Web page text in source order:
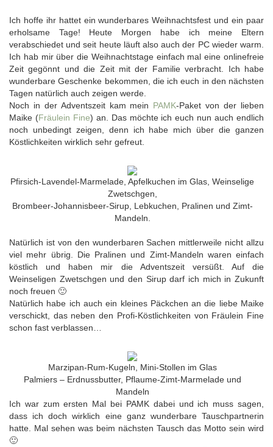
Ich hoffe ihr hattet ein wunderbares Weihnachtsfest und ein paar
erholsame Tage! Heute Morgen habe ich meine Eltern
verabschiedet und seit heute läuft also auch der PC wieder warm.
Ich hab mir über die Weihnachtstage einfach mal eine onlinefreie
Zeit gegönnt und die Zeit mit der Familie verbracht. Ich habe
wunderbare Geschenke bekommen, die ich euch in den nächsten
Tagen natürlich auch zeigen werde.
Noch in der Adventszeit kam mein PAMK-Paket von der lieben
Maike (Fräulein Fine) an. Das möchte ich euch nun auch endlich
noch unbedingt zeigen, denn ich habe mich über die ganzen
Köstlichkeiten wirklich sehr gefreut.
Pfirsich-Lavendel-Marmelade, Apfelkuchen im Glas, Weinselige
Zwetschgen,
Brombeer-Johannisbeer-Sirup, Lebkuchen, Pralinen und Zimt-
Mandeln.
Natürlich ist von den wunderbaren Sachen mittlerweile nicht allzu
viel mehr übrig. Die Pralinen und Zimt-Mandeln waren einfach
köstlich und haben mir die Adventszeit versüßt. Auf die
Weinseligen Zwetschgen und den Sirup darf ich mich in Zukunft
noch freuen 🙂
Natürlich habe ich auch ein kleines Päckchen an die liebe Maike
verschickt, das neben den Profi-Köstlichkeiten von Fräulein Fine
schon fast verblassen…
Marzipan-Rum-Kugeln, Mini-Stollen im Glas
Palmiers – Erdnussbutter, Pflaume-Zimt-Marmelade und
Mandeln
Ich war zum ersten Mal bei PAMK dabei und ich muss sagen,
dass ich doch wirklich eine ganz wunderbare Tauschpartnerin
hatte. Mal sehen was beim nächsten Tausch das Motto sein wird
🙂